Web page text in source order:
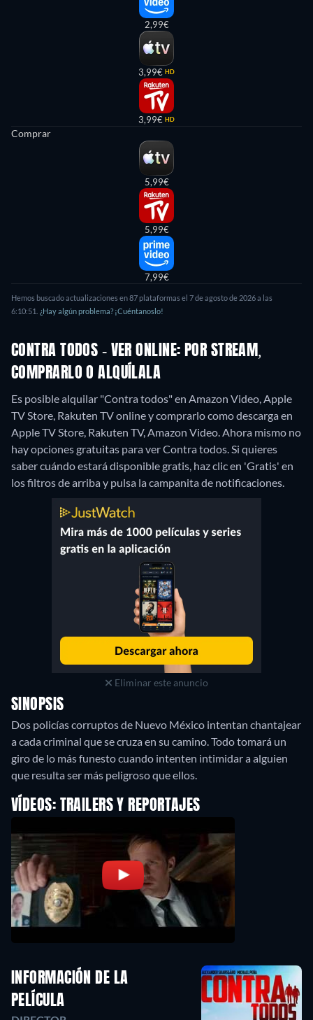
2,99€
3,99€ HD
3,99€ HD
Comprar
5,99€
5,99€
7,99€
Hemos buscado actualizaciones en 87 plataformas el 7 de agosto de 2026 a las
6:10:51. ¿Hay algún problema? ¡Cuéntanoslo!
CONTRA TODOS - VER ONLINE: POR STREAM,
COMPRARLO O ALQUÍLALA
Es posible alquilar "Contra todos" en Amazon Video, Apple
TV Store, Rakuten TV online y comprarlo como descarga en
Apple TV Store, Rakuten TV, Amazon Video.Ahora mismo no
hay opciones gratuitas para ver Contra todos. Si quieres
saber cuándo estará disponible gratis, haz clic en 'Gratis' en
los filtros de arriba y pulsa la campanita de notificaciones.
Eliminar este anuncio
SINOPSIS
Dos policías corruptos de Nuevo México intentan chantajear
a cada criminal que se cruza en su camino. Todo tomará un
giro de lo más funesto cuando intenten intimidar a alguien
que resulta ser más peligroso que ellos.
VÍDEOS: TRAILERS Y REPORTAJES
INFORMACIÓN DE LA
PELÍCULA